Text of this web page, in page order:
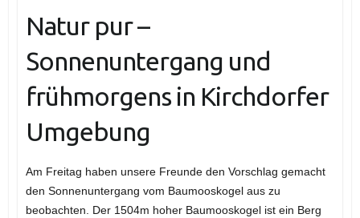
Natur pur –
Sonnenuntergang und
frühmorgens in Kirchdorfer
Umgebung
Am Freitag haben unsere Freunde den Vorschlag gemacht
den Sonnenuntergang vom Baumooskogel aus zu
beobachten. Der 1504m hoher Baumooskogel ist ein Berg